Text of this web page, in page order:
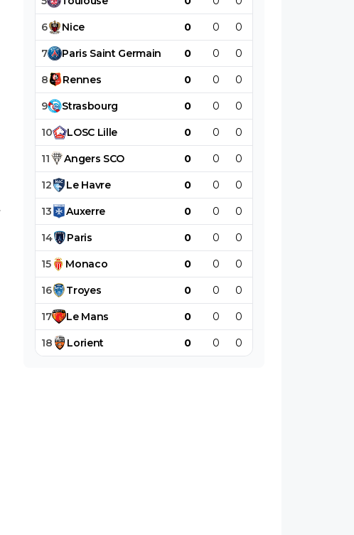
6 Nice 0 0 0
7 Paris Saint Germain 0 0 0
8 Rennes 0 0 0
9 Strasbourg 0 0 0
10 LOSC Lille 0 0 0
11 Angers SCO 0 0 0
12 Le Havre 0 0 0
13 Auxerre 0 0 0
14 Paris 0 0 0
15 Monaco 0 0 0
16 Troyes 0 0 0
17 Le Mans 0 0 0
18 Lorient 0 0 0